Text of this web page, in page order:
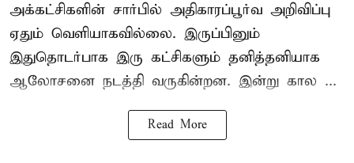
அக்கட்சிகளின் சார்பில் அதிகாரப்பூர்வ அறிவிப்பு
ஏதும் வெளியாகவில்லை. இருப்பினும்
இதுதொடர்பாக இரு கட்சிகளும் தனித்தனியாக
ஆலோசனை நடத்தி வருகின்றன. இன்று கால ...
Read More